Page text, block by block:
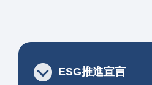
ESG推進宣言